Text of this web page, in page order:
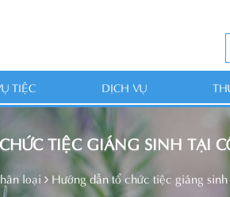
TIỆC DỊCH VỤ
TIỆC GIÁNG SINH TẠI
loại Hướng dẫn tổ chức tiệc giáng